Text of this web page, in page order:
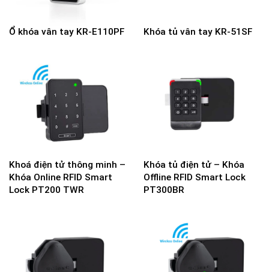
Ổ khóa vân tay KR-E110PF Khóa tủ vân tay KR-51SF
Khoá điện tử thông minh –
Khóa Online RFID Smart
Lock PT200 TWR
Khóa tủ điện tử – Khóa
Offline RFID Smart Lock
PT300BR